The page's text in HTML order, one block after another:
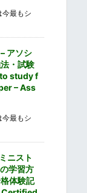
最もシ
アソシ
・試験
to study f
– Ass
最もシ
ニスト
学習方
体験記